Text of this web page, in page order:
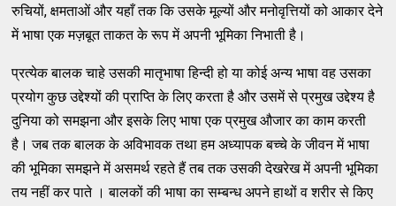
रुचियों, क्षमताओं और यहाँ तक कि उसके मूल्यों और मनोवृत्तियों को आकार देने
में भाषा एक मज़बूत ताकत के रूप में अपनी भूमिका निभाती है।
प्रत्येक बालक चाहे उसकी मातृभाषा हिन्दी हो या कोई अन्य भाषा वह उसका
प्रयोग कुछ उद्देश्यों की प्राप्ति के लिए करता है और उसमें से प्रमुख उद्देश्य है
दुनिया को समझना और इसके लिए भाषा एक प्रमुख औजार का काम करती
है। जब तक बालक के अविभावक तथा हम अध्यापक बच्चे के जीवन में भाषा
की भूमिका समझने में असमर्थ रहते हैं तब तक उसकी देखरेख में अपनी भूमिका
तय नहीं कर पाते । बालकों की भाषा का सम्बन्ध अपने हाथों व शरीर से किए